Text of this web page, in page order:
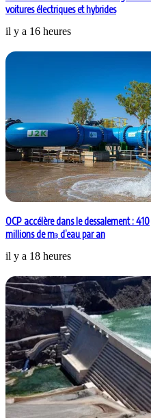
voitures électriques et hybrides
il y a 16 heures
OCP accélère dans le dessalement : 410
millions de m³ d’eau par an
il y a 18 heures